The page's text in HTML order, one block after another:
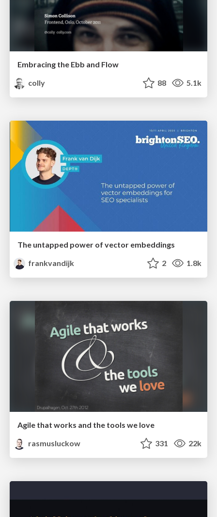
Embracing the Ebb and Flow
colly
88 5.1k
The untapped power of vector embeddings
frankvandijk
2 1.8k
Agile that works and the tools we love
rasmusluckow
331 22k